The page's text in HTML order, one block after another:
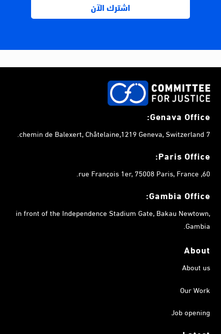
Genava Office:
7 chemin de Balexert, Châtelaine,1219 Geneva, Switzerland.
Paris Office:
60, rue François 1er, 75008 Paris, France.
Gambia Office:
in front of the Independence Stadium Gate, Bakau Newtown,
Gambia.
About
About us
Our Work
Job opening